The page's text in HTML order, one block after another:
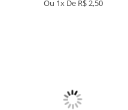
Ou 1x De R$ 2,50